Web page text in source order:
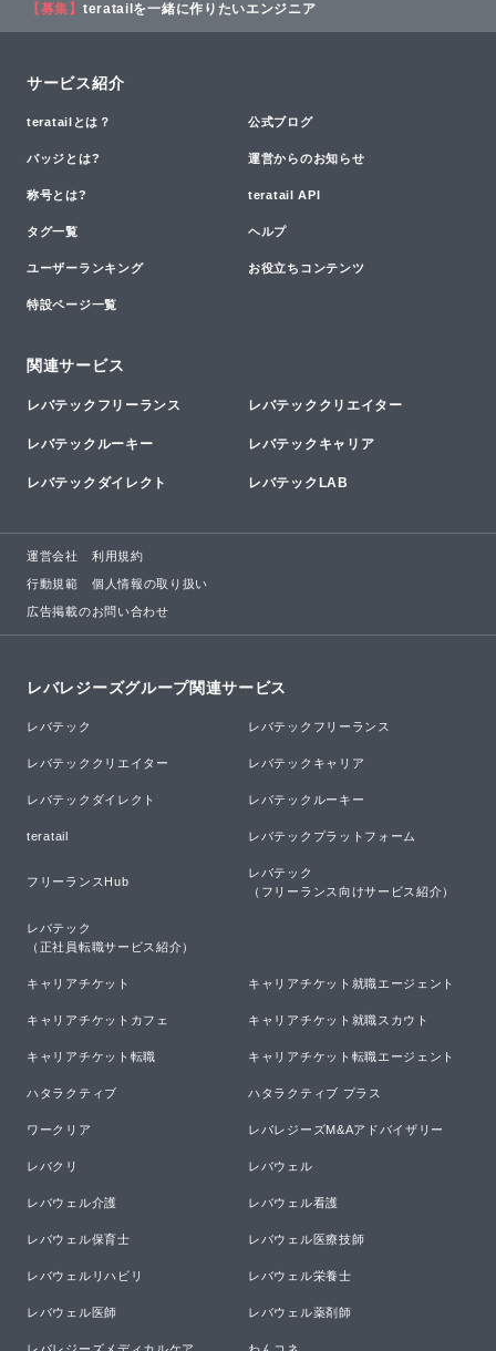
【募集】 teratailを一緒に作りたいエンジニア
サービス紹介
teratailとは？ 公式ブログ
バッジとは? 運営からのお知らせ
称号とは? teratail API
タグ一覧 ヘルプ
ユーザーランキング お役立ちコンテンツ
特設ページ一覧
関連サービス
レバテックフリーランス レバテッククリエイター
レバテックルーキー レバテックキャリア
レバテックダイレクト レバテックLAB
運営会社 利用規約
行動規範 個人情報の取り扱い
広告掲載のお問い合わせ
レバレジーズグループ関連サービス
レバテック レバテックフリーランス
レバテッククリエイター レバテックキャリア
レバテックダイレクト レバテックルーキー
teratail レバテックプラットフォーム
フリーランスHub
レバテック
（フリーランス向けサービス紹介）
レバテック
（正社員転職サービス紹介）
キャリアチケット キャリアチケット就職エージェント
キャリアチケットカフェ キャリアチケット就職スカウト
キャリアチケット転職 キャリアチケット転職エージェント
ハタラクティブ ハタラクティブ プラス
ワークリア レバレジーズM&Aアドバイザリー
レバクリ レバウェル
レバウェル介護 レバウェル看護
レバウェル保育士 レバウェル医療技師
レバウェルリハビリ レバウェル栄養士
レバウェル医師 レバウェル薬剤師